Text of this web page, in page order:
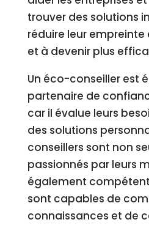
trouver des solutions
réduire leur
et à devenir plus
Un éco-conseiller est
partenaire de
car il évalue leurs
des solutions
conseillers sont non
passionnés par leurs
également
sont capables de
connaissances et de